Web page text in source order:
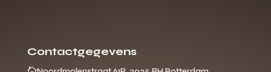
Contactgegevens